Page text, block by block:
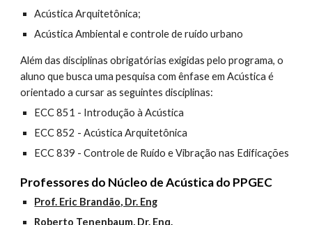
Acústica Arquitetônica;
Acústica Ambiental e controle de ruído urbano
Além das disciplinas obrigatórias exigidas pelo programa, o
aluno que busca uma pesquisa com ênfase em Acústica é
orientado a cursar as seguintes disciplinas:
ECC 851 - Introdução à Acústica
ECC 852 - Acústica Arquitetônica
ECC 839 - Controle de Ruído e Vibração nas Edificações
Professores do Núcleo de Acústica do PPGEC
Prof. Eric Brandão, Dr. Eng
Roberto Tenenbaum, Dr. Enq.